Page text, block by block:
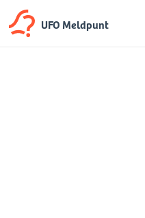
UFO Meldpunt